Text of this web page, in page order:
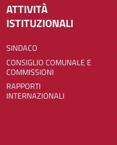
ATTIVITÀ
ISTITUZIONALI
SINDACO
CONSIGLIO COMUNALE E
COMMISSIONI
RAPPORTI
INTERNAZIONALI